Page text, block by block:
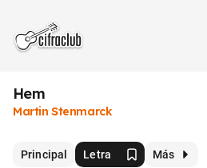
Hem
Martin Stenmarck
Principal Letra Más